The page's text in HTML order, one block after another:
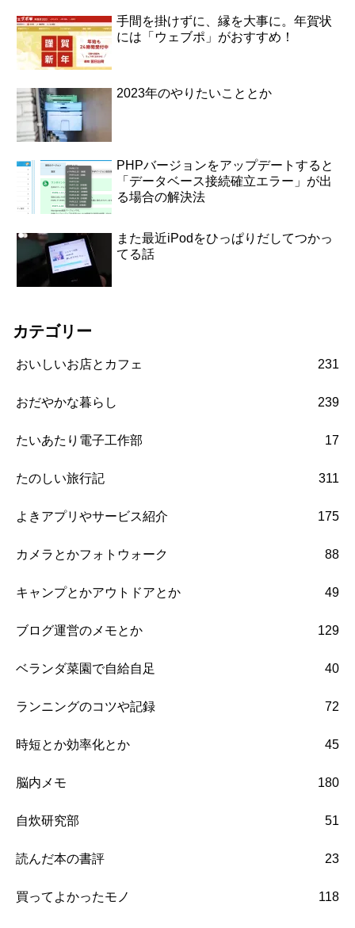
手間を掛けずに、縁を大事に。年賀状
には「ウェブポ」がおすすめ！
2023年のやりたいこととか
PHPバージョンをアップデートすると
「データベース接続確立エラー」が出
る場合の解決法
また最近iPodをひっぱりだしてつかっ
てる話
カテゴリー
おいしいお店とカフェ 231
おだやかな暮らし 239
たいあたり電子工作部 17
たのしい旅行記 311
よきアプリやサービス紹介 175
カメラとかフォトウォーク 88
キャンプとかアウトドアとか 49
ブログ運営のメモとか 129
ベランダ菜園で自給自足 40
ランニングのコツや記録 72
時短とか効率化とか 45
脳内メモ 180
自炊研究部 51
読んだ本の書評 23
買ってよかったモノ 118